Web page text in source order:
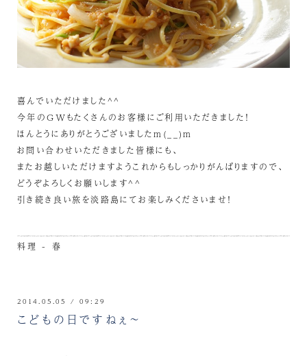
喜んでいただけました^^
今年のGWもたくさんのお客様にご利用いただきました！
ほんとうにありがとうございましたm(__)m
お問い合わせいただきました皆様にも、
またお越しいただけますようこれからもしっかりがんばりますので、
どうぞよろしくお願いします^^
引き続き良い旅を淡路島にてお楽しみくださいませ！
料理 - 春
2014.05.05 / 09:29
こどもの日ですねぇ～